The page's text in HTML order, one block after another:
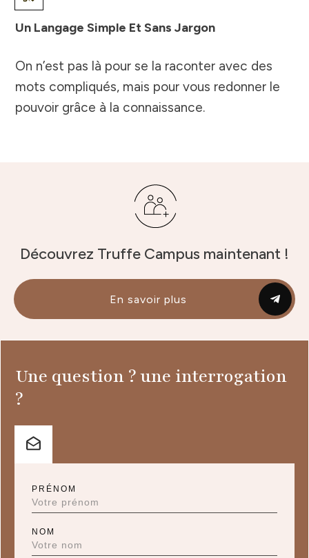
Un Langage Simple Et Sans Jargon
On n’est pas là pour se la raconter avec des
mots compliqués, mais pour vous redonner le
pouvoir grâce à la connaissance.
Découvrez Truffe Campus maintenant !
En savoir plus
Une question ? une interrogation
?
PRÉNOM
NOM